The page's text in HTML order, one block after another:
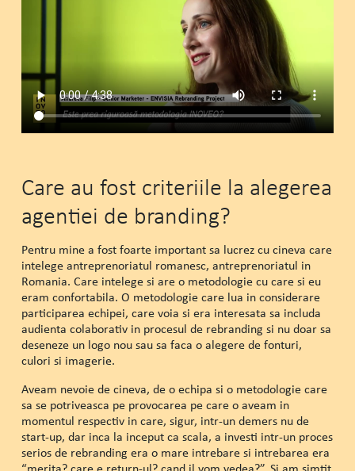
Care au fost criteriile la alegerea
agentiei de branding?
Pentru mine a fost foarte important sa lucrez cu cineva care
intelege antreprenoriatul romanesc, antreprenoriatul in
Romania. Care intelege si are o metodologie cu care si eu
eram confortabila. O metodologie care lua in considerare
participarea echipei, care voia si era interesata sa includa
audienta colaborativ in procesul de rebranding si nu doar sa
deseneze un logo nou sau sa faca o alegere de fonturi,
culori si imagerie.
Aveam nevoie de cineva, de o echipa si o metodologie care
sa se potriveasca pe provocarea pe care o aveam in
momentul respectiv in care, sigur, intr-un demers nu de
start-up, dar inca la inceput ca scala, a investi intr-un proces
serios de rebranding era o mare intrebare si intrebarea era